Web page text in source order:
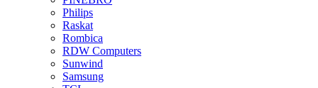
Philips
Raskat
Rombica
RDW Computers
Sunwind
Samsung